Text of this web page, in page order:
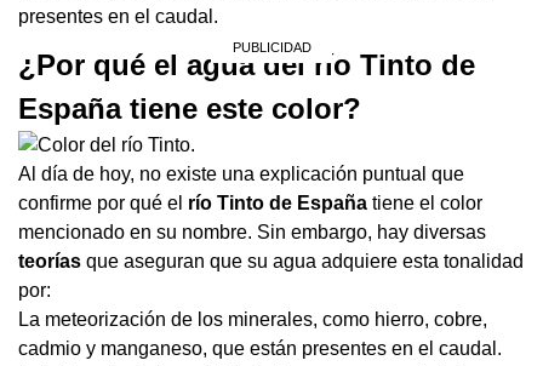
presentes en el caudal.
¿Por qué el agua del río Tinto de
España tiene este color?
Al día de hoy, no existe una explicación puntual que
confirme por qué el río Tinto de España tiene el color
mencionado en su nombre. Sin embargo, hay diversas
teorías que aseguran que su agua adquiere esta tonalidad
por:
La meteorización de los minerales, como hierro, cobre,
cadmio y manganeso, que están presentes en el caudal.